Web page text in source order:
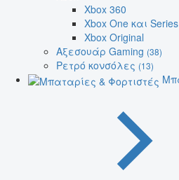
Xbox 360
Xbox One και Series
Xbox Original
Αξεσουάρ Gaming (38)
Ρετρό κονσόλες (13)